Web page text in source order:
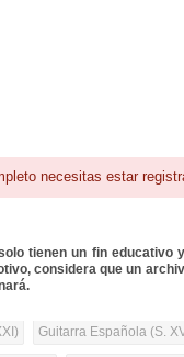
necesitas estar
tienen un fin educativo
considera que un
Guitarra Española (S.